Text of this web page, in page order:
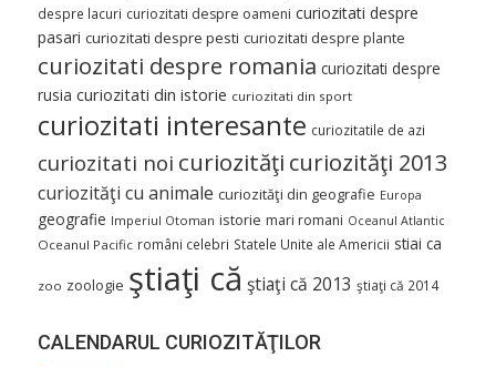
despre lacuri curiozitati despre oameni curiozitati despre
pasari curiozitati despre pesti curiozitati despre plante
curiozitati despre romania curiozitati despre
rusia curiozitati din istorie curiozitati din sport
curiozitati interesante curiozitatile de azi
curiozitati noi curiozităţi curiozităţi 2013
curiozităţi cu animale curiozităţi din geografie Europa
geografie Imperiul Otoman istorie mari romani Oceanul Atlantic
Oceanul Pacific români celebri Statele Unite ale Americii stiai ca
zoo zoologie ştiaţi că ştiaţi că 2013 ştiaţi că 2014
CALENDARUL CURIOZITĂŢILOR